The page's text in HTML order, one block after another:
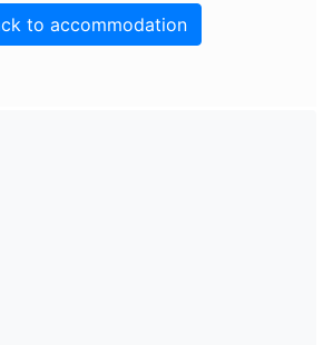
to accommodation